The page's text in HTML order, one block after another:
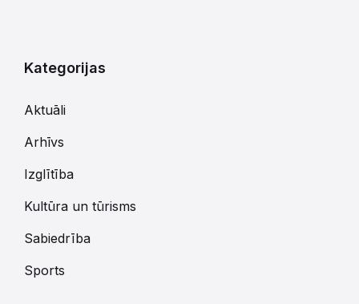
Kategorijas
Aktuāli
Arhīvs
Izglītība
Kultūra un tūrisms
Sabiedrība
Sports